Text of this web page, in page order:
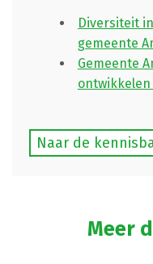
Diversiteit
gemeente
Gemeente
Naar de
Meer